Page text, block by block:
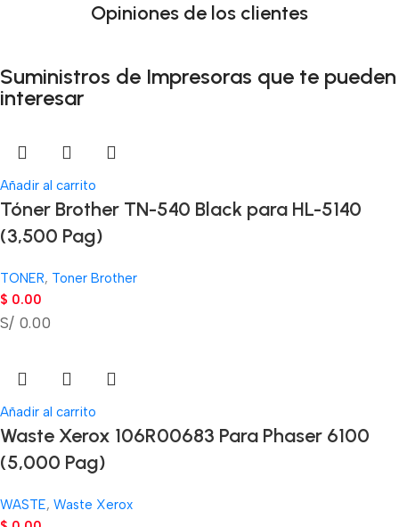
Opiniones de los clientes
Suministros de Impresoras que te pueden
interesar
Añadir al carrito
Tóner Brother TN-540 Black para HL-5140
(3,500 Pag)
TONER, Toner Brother
$ 0.00
S/ 0.00
Añadir al carrito
Waste Xerox 106R00683 Para Phaser 6100
(5,000 Pag)
WASTE, Waste Xerox